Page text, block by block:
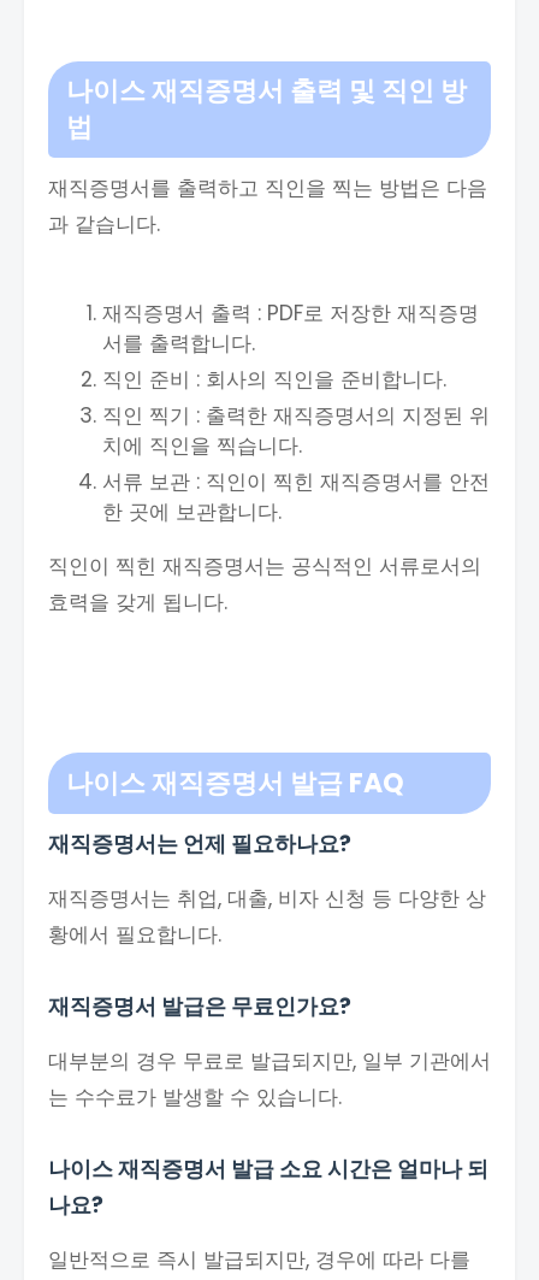
나이스 재직증명서 출력 및 직인 방
법
재직증명서를 출력하고 직인을 찍는 방법은 다음
과 같습니다.
재직증명서 출력 : PDF로 저장한 재직증명
서를 출력합니다.
직인 준비 : 회사의 직인을 준비합니다.
직인 찍기 : 출력한 재직증명서의 지정된 위
치에 직인을 찍습니다.
서류 보관 : 직인이 찍힌 재직증명서를 안전
한 곳에 보관합니다.
직인이 찍힌 재직증명서는 공식적인 서류로서의
효력을 갖게 됩니다.
나이스 재직증명서 발급 FAQ
재직증명서는 언제 필요하나요?
재직증명서는 취업, 대출, 비자 신청 등 다양한 상
황에서 필요합니다.
재직증명서 발급은 무료인가요?
대부분의 경우 무료로 발급되지만, 일부 기관에서
는 수수료가 발생할 수 있습니다.
나이스 재직증명서 발급 소요 시간은 얼마나 되
나요?
일반적으로 즉시 발급되지만, 경우에 따라 다를